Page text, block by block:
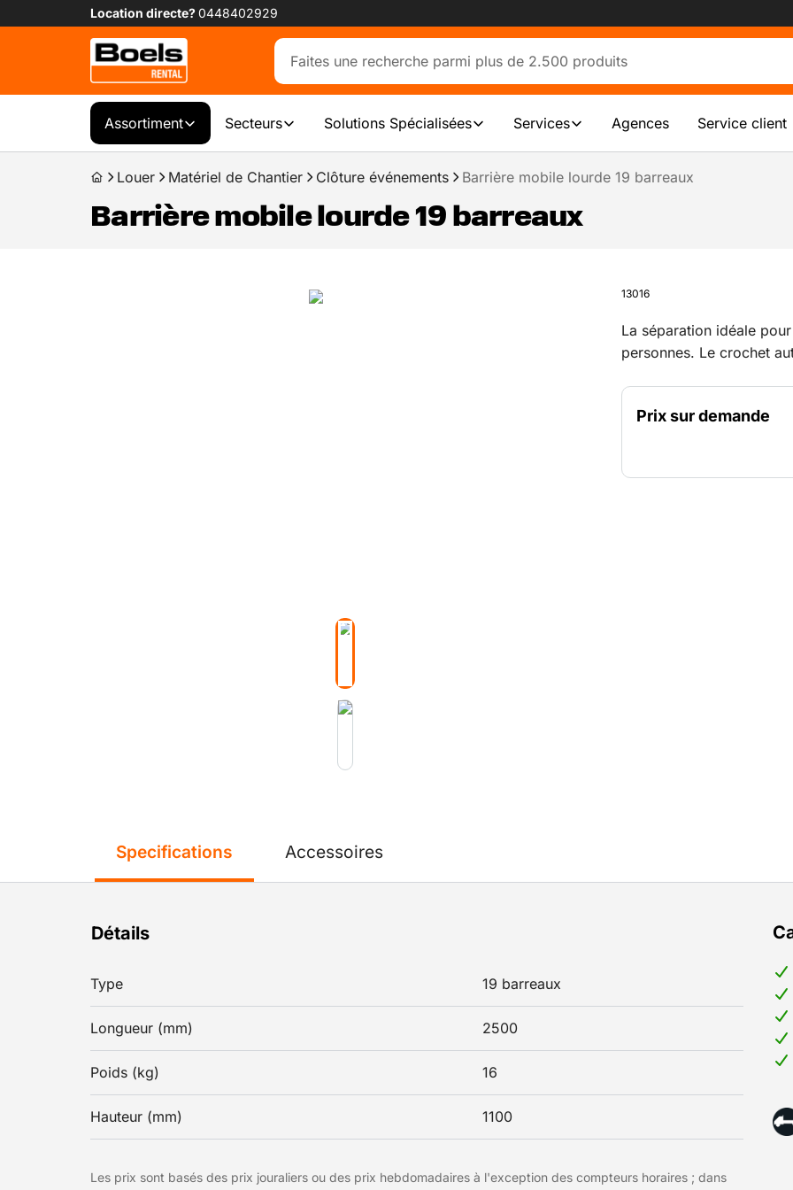
Location directe?0448402929
Assortiment Secteurs Solutions Spécialisées Services Agences Service client
Louer Matériel de Chantier Clôture événements Barrière mobile lourde 19 barreaux
Barrière mobile lourde 19 barreaux
13016
La séparation idéale
personnes. Le crochet
100 mm entre les
pour les enfants et les
Prix sur demande
Specifications
Détails
Type 19 barreaux
Longueur (mm) 2500
Poids (kg) 16
Hauteur (mm) 1100
Les prix sont basés des prix jouraliers ou des prix hebdomadaires à l'exception des compteurs horaires ; dans
Accessoires